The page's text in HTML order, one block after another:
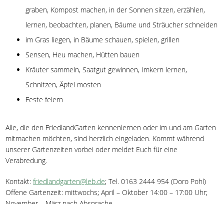
graben, Kompost machen, in der Sonnen sitzen, erzählen,
lernen, beobachten, planen, Bäume und Sträucher schneiden
im Gras liegen, in Bäume schauen, spielen, grillen
Sensen, Heu machen, Hütten bauen
Kräuter sammeln, Saatgut gewinnen, Imkern lernen,
Schnitzen, Äpfel mosten
Feste feiern
Alle, die den FriedlandGarten kennenlernen oder im und am Garten
mitmachen möchten, sind herzlich eingeladen. Kommt während
unserer Gartenzeiten vorbei oder meldet Euch für eine
Verabredung.
Kontakt:friedlandgarten@leb.de; Tel. 0163 2444 954 (Doro Pohl)
Offene Gartenzeit: mittwochs; April – Oktober 14:00 – 17:00 Uhr;